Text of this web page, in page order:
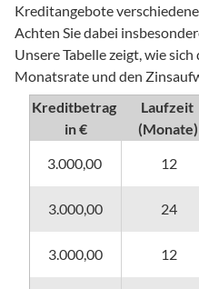
Kreditangebote
Achten Sie dabei
Unsere Tabelle zeigt, wie
Monatsrate und den
Kreditbetrag
in €
Laufzeit
(Monate)
3.000,00 12
3.000,00 24
3.000,00 12